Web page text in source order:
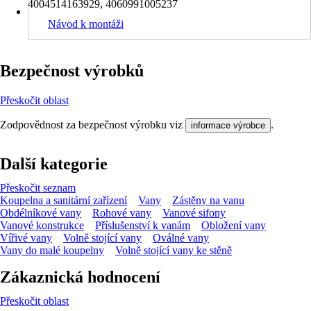
4004514163929, 4060991005237
Návod k montáži
Bezpečnost výrobků
Přeskočit oblast
Zodpovědnost za bezpečnost výrobku viz informace výrobce .
Další kategorie
Přeskočit seznam
Koupelna a sanitární zařízení
Vany
Zástěny na vanu
Obdélníkové vany
Rohové vany
Vanové sifony
Vanové konstrukce
Příslušenství k vanám
Obložení vany
Vířivé vany
Volně stojící vany
Oválné vany
Vany do malé koupelny
Volně stojící vany ke stěně
Zákaznická hodnocení
Přeskočit oblast